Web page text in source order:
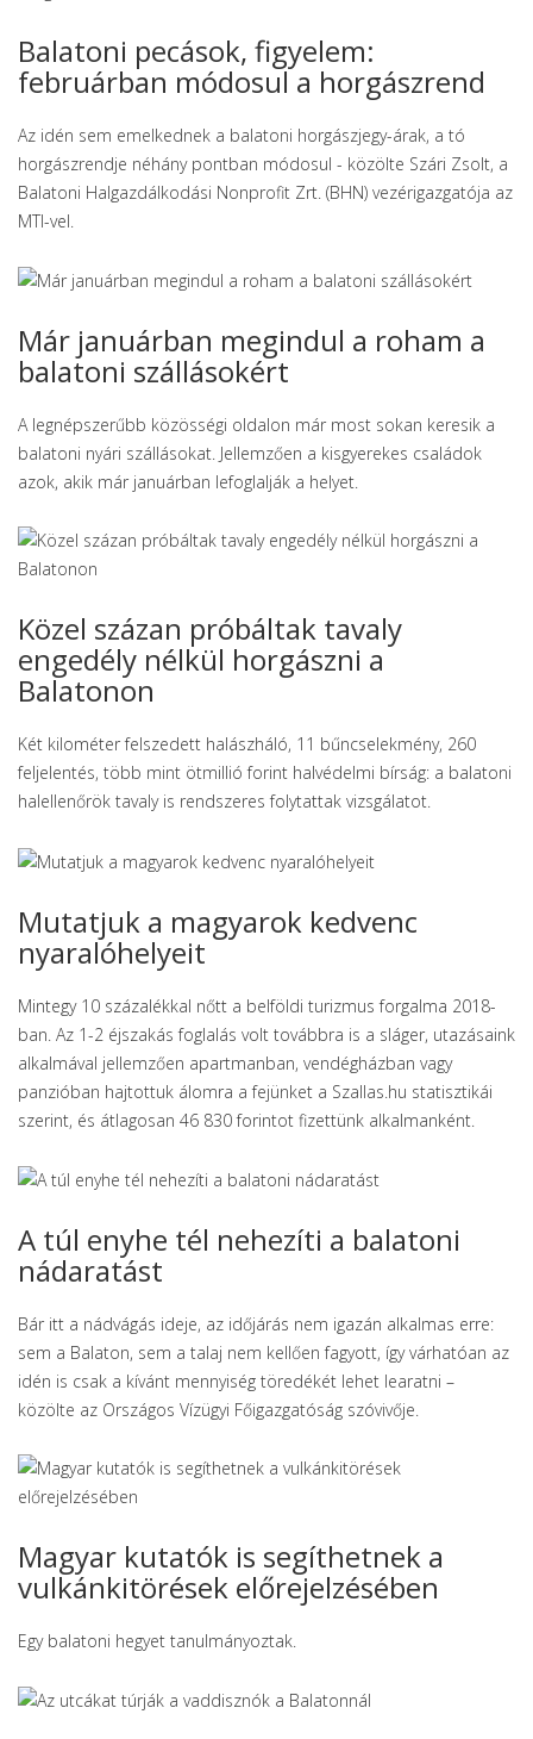
Balatoni pecások, figyelem:
februárban módosul a horgászrend
Az idén sem emelkednek a balatoni horgászjegy-árak, a tó
horgászrendje néhány pontban módosul - közölte Szári Zsolt, a
Balatoni Halgazdálkodási Nonprofit Zrt. (BHN) vezérigazgatója az
MTI-vel.
Már januárban megindul a roham a
balatoni szállásokért
A legnépszerűbb közösségi oldalon már most sokan keresik a
balatoni nyári szállásokat. Jellemzően a kisgyerekes családok
azok, akik már januárban lefoglalják a helyet.
Közel százan próbáltak tavaly
engedély nélkül horgászni a
Balatonon
Két kilométer felszedett halászháló, 11 bűncselekmény, 260
feljelentés, több mint ötmillió forint halvédelmi bírság: a balatoni
halellenőrök tavaly is rendszeres folytattak vizsgálatot.
Mutatjuk a magyarok kedvenc
nyaralóhelyeit
Mintegy 10 százalékkal nőtt a belföldi turizmus forgalma 2018-
ban. Az 1-2 éjszakás foglalás volt továbbra is a sláger, utazásaink
alkalmával jellemzően apartmanban, vendégházban vagy
panzióban hajtottuk álomra a fejünket a Szallas.hu statisztikái
szerint, és átlagosan 46 830 forintot fizettünk alkalmanként.
A túl enyhe tél nehezíti a balatoni
nádaratást
Bár itt a nádvágás ideje, az időjárás nem igazán alkalmas erre:
sem a Balaton, sem a talaj nem kellően fagyott, így várhatóan az
idén is csak a kívánt mennyiség töredékét lehet learatni –
közölte az Országos Vízügyi Főigazgatóság szóvivője.
Magyar kutatók is segíthetnek a
vulkánkitörések előrejelzésében
Egy balatoni hegyet tanulmányoztak.